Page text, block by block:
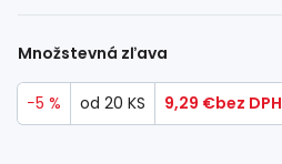
Množstevná zľava
−5 % od 20 KS 9,29 €bez DPH